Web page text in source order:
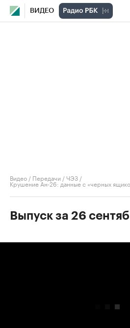
ВИДЕО
Видео / Передачи /ЧЭЗ /
Крушение Ан-26: данные с «черных
Выпуск за 26